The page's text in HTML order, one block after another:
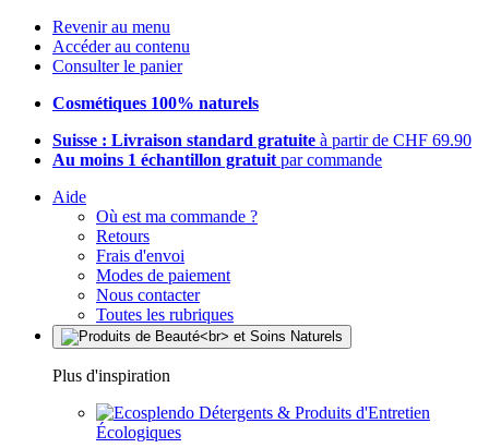
Revenir au menu
Accéder au contenu
Consulter le panier
Cosmétiques 100% naturels
Suisse : Livraison standard gratuite à partir de CHF 69.90
Au moins 1 échantillon gratuit par commande
Aide
Où est ma commande ?
Retours
Frais d'envoi
Modes de paiement
Nous contacter
Toutes les rubriques
Plus d'inspiration
Détergents & Produits d'Entretien
Écologiques